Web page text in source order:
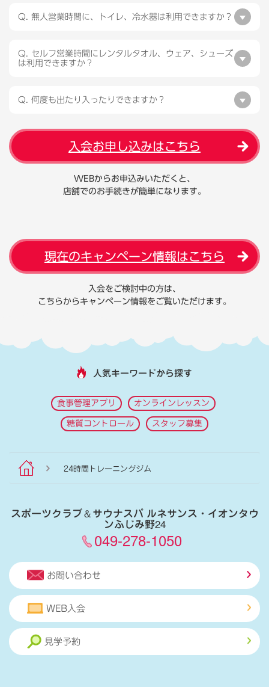
Q. 無人営業時間に、トイレ、冷水器は利用できますか？
Q. セルフ営業時間にレンタルタオル、ウェア、シューズ
は利用できますか？
Q. 何度も出たり入ったりできますか？
入会お申し込みはこちら
WEBからお申込みいただくと、
店舗でのお手続きが簡単になります。
現在のキャンペーン情報はこちら
入会をご検討中の方は、
こちらからキャンペーン情報をご覧いただけます。
人気キーワードから探す
食事管理アプリ オンラインレッスン
糖質コントロール スタッフ募集
24時間トレーニングジム
スポーツクラブ＆サウナスパ ルネサンス・イオンタウ
ンふじみ野24
049-278-1050
お問い合わせ
WEB入会
見学予約